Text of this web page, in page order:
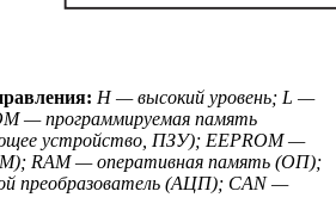
Н — высокий уровень; L —
— программируемая память
устройство, ПЗУ); EEPROM —
RAM — оперативная память (ОП);
преобразователь (АЦП); CAN —